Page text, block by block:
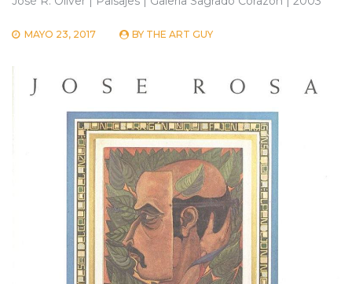
MAYO 23, 2017 BY THE ART GUY